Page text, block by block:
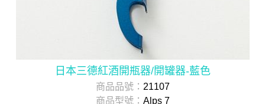
日本三德紅酒開瓶器/開罐器-藍色
商品品號： 21107
商品型號： Alps 7